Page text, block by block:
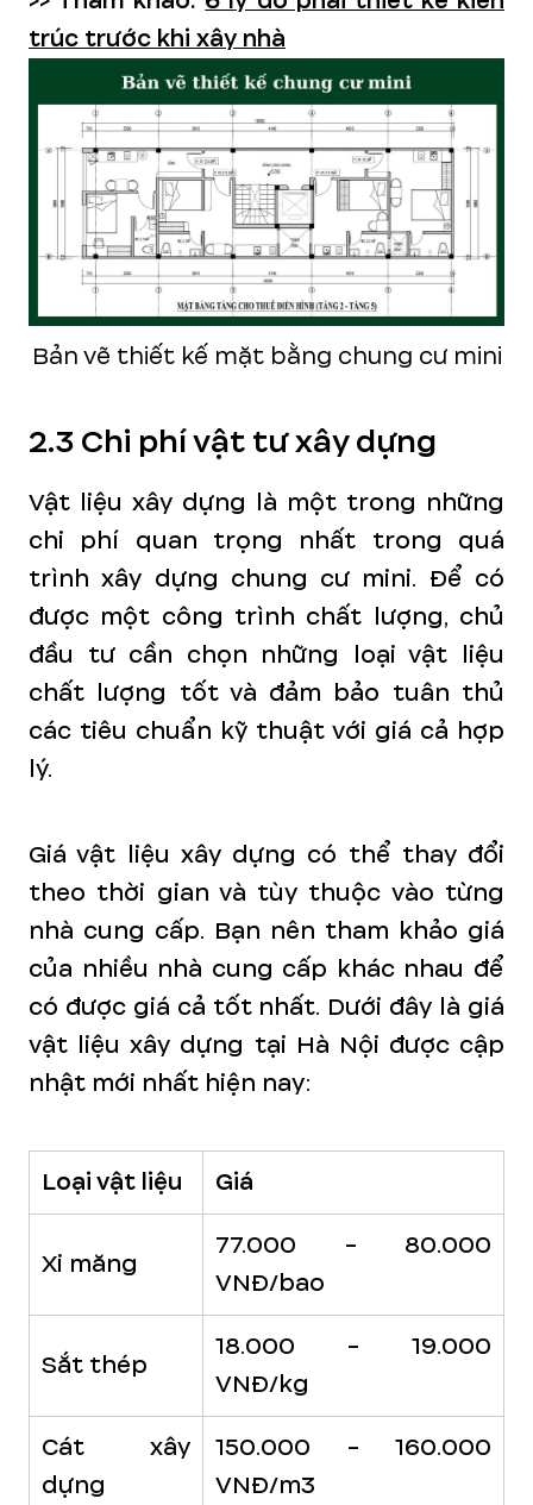
trúc trước khi xây nhà
Bản vẽ thiết kế mặt bằng chung cư mini
2.3 Chi phí vật tư xây dựng
Vật liệu xây dựng là một trong những
chi phí quan trọng nhất trong quá
trình xây dựng chung cư mini. Để có
được một công trình chất lượng, chủ
đầu tư cần chọn những loại vật liệu
chất lượng tốt và đảm bảo tuân thủ
các tiêu chuẩn kỹ thuật với giá cả hợp
lý.
Giá vật liệu xây dựng có thể thay đổi
theo thời gian và tùy thuộc vào từng
nhà cung cấp. Bạn nên tham khảo giá
của nhiều nhà cung cấp khác nhau để
có được giá cả tốt nhất. Dưới đây là giá
vật liệu xây dựng tại Hà Nội được cập
nhật mới nhất hiện nay:
Loại vật liệu Giá
Xi măng
77.000 - 80.000
VNĐ/bao
Sắt thép
18.000 - 19.000
VNĐ/kg
Cát xây
dựng
150.000 - 160.000
VNĐ/m3